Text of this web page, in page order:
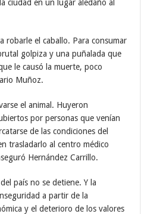
ciudad en un lugar aledaño al
robarle el caballo. Para consumar
golpiza y una puñalada que
le causó la muerte, poco
Muñoz.
el animal. Huyeron
por personas que venían
de las condiciones del
trasladarlo al centro médico
Hernández Carrillo.
país no se detiene. Y la
a partir de la
y el deterioro de los valores